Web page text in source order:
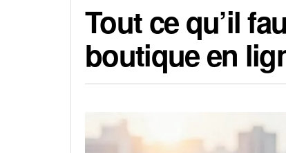
Tout ce qu’il
boutique en